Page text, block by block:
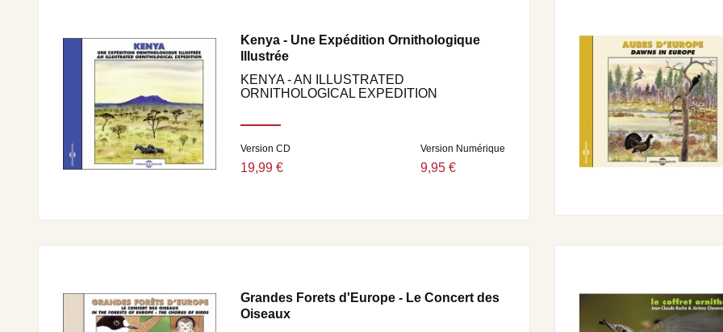
Kenya - Une Expédition Ornithologique
Illustrée
KENYA - AN ILLUSTRATED
ORNITHOLOGICAL EXPEDITION
Version CD
19,99 €
Version Numérique
9,95 €
Grandes Forets d'Europe - Le Concert des
Oiseaux